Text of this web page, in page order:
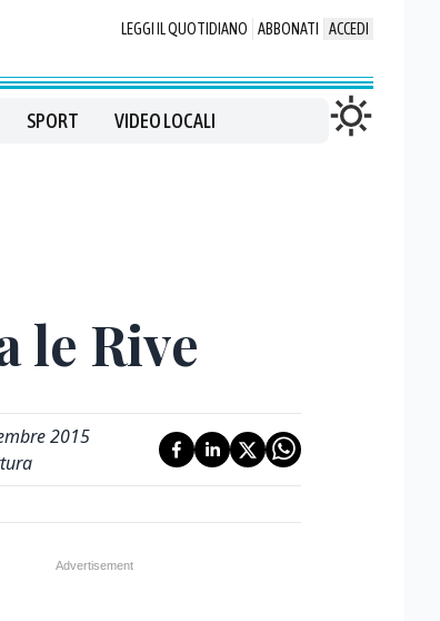
LEGGI IL QUOTIDIANO ABBONATI ACCEDI
SPORT VIDEO LOCALI
le Rive
2015